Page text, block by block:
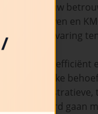
Uw-Syndic uw
en
en ervaring
efficiënt
de specifieke
de administratieve,
die gepaard gaan